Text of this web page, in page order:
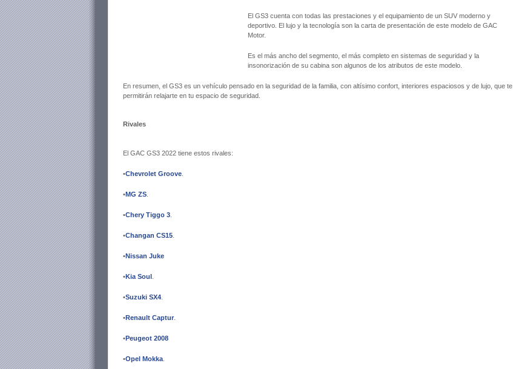
El GS3 cuenta con todas las prestaciones y el equipamiento de un SUV moderno y
deportivo. El lujo y la tecnología son la carta de presentación de este modelo de GAC
Motor.
Es el más ancho del segmento, el más completo en sistemas de seguridad y la
insonorización de su cabina son algunos de los atributos de este modelo.
En resumen, el GS3 es un vehículo pensado en la seguridad de la familia, con altísimo confort, interiores espaciosos y de lujo, que te
permitirán relajarte en tu espacio de seguridad.
Rivales
El GAC GS3 2022 tiene estos rivales:
•Chevrolet Groove
•MG ZS
•Chery Tiggo 3
•Changan CS15
•Nissan Juke
•Kia Soul
•Suzuki SX4
•Renault Captur
•Peugeot 2008
•Opel Mokka